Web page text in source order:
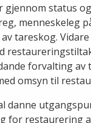
gjennom status
menneskeleg
tareskog.
forvalting av
omsyn til
danne
for restaurering